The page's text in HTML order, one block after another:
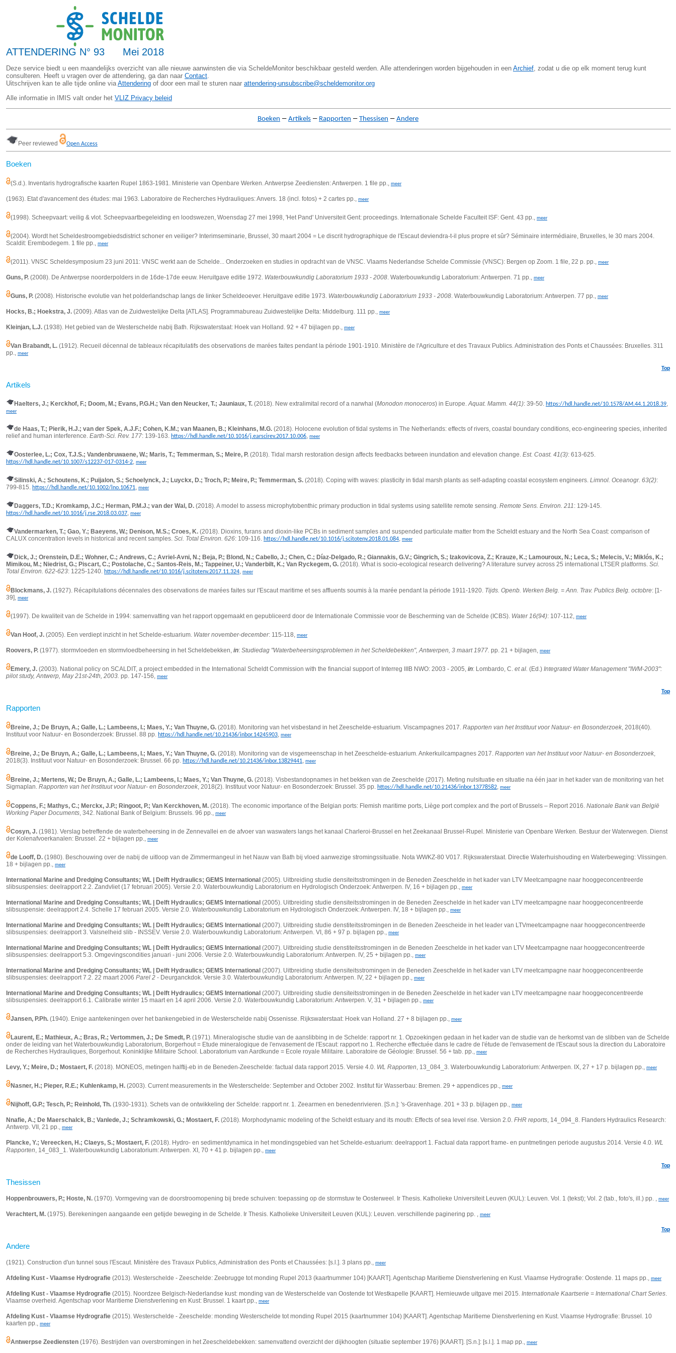
ATTENDERING N° 93 Mei 2018
Deze service biedt u een maandelijks overzicht van alle nieuwe aanwinsten die via ScheldeMonitor beschikbaar gesteld werden. Alle attenderingen worden bijgehouden in een Archief, zodat u die op elk moment terug kunt
consulteren. Heeft u vragen over de attendering, ga dan naar Contact.
Uitschrijven kan te alle tijde online viaAttendering of door een mail te sturen naar attendering-unsubscribe@scheldemonitor.org
Alle informatie in IMIS valt onder het VLIZ Privacy beleid
Boeken – Artikels – Rapporten – Thessisen – Andere
Peer reviewed Open Access
Boeken
(S.d.). Inventaris hydrografische kaarten Rupel 1863-1981. Ministerie van Openbare Werken. Antwerpse Zeediensten: Antwerpen. 1 file pp., meer
(1963). Etat d'avancement des études: mai 1963. Laboratoire de Recherches Hydrauliques: Anvers. 18 (incl. fotos) + 2 cartes pp., meer
(1998). Scheepvaart: veilig & vlot. Scheepvaartbegeleiding en loodswezen, Woensdag 27 mei 1998, 'Het Pand' Universiteit Gent: proceedings. Internationale Schelde Faculteit ISF: Gent. 43 pp., meer
(2004). Wordt het Scheldestroomgebiedsdistrict schoner en veiliger? Interimseminarie, Brussel, 30 maart 2004 = Le discrit hydrographique de l'Escaut deviendra-t-il plus propre et sûr? Séminaire intermédiaire, Bruxelles, le 30 mars 2004.
Scaldit: Erembodegem. 1 file pp., meer
(2011). VNSC Scheldesymposium 23 juni 2011: VNSC werkt aan de Schelde... Onderzoeken en studies in opdracht van de VNSC. Vlaams Nederlandse Schelde Commissie (VNSC): Bergen op Zoom. 1 file, 22 p. pp., meer
Guns, P. (2008). De Antwerpse noorderpolders in de 16de-17de eeuw. Heruitgave editie 1972. Waterbouwkundig Laboratorium 1933 - 2008. Waterbouwkundig Laboratorium: Antwerpen. 71 pp., meer
Guns, P. (2008). Historische evolutie van het polderlandschap langs de linker Scheldeoever. Heruitgave editie 1973. Waterbouwkundig Laboratorium 1933 - 2008. Waterbouwkundig Laboratorium: Antwerpen. 77 pp., meer
Hocks, B.; Hoekstra, J. (2009). Atlas van de Zuidwestelijke Delta [ATLAS]. Programmabureau Zuidwestelijke Delta: Middelburg. 111 pp., meer
Kleinjan, L.J. (1938). Het gebied van de Westerschelde nabij Bath. Rijkswaterstaat: Hoek van Holland. 92 + 47 bijlagen pp., meer
Van Brabandt, L. (1912). Recueil décennal de tableaux récapitulatifs des observations de marées faites pendant la période 1901-1910. Ministère de l'Agriculture et des Travaux Publics. Administration des Ponts et Chaussées: Bruxelles. 311
pp., meer
Top
Artikels
Haelters, J.; Kerckhof, F.; Doom, M.; Evans, P.G.H.; Van den Neucker, T.; Jauniaux, T. (2018). New extralimital record of a narwhal (Monodon monoceros) in Europe.Aquat. Mamm. 44(1): 39-50. https://hdl.handle.net/10.1578/AM.44.1.2018.39,
meer
de Haas, T.; Pierik, H.J.; van der Spek, A.J.F.; Cohen, K.M.; van Maanen, B.; Kleinhans, M.G. (2018). Holocene evolution of tidal systems in The Netherlands: effects of rivers, coastal boundary conditions, eco-engineering species, inherited
relief and human interference. Earth-Sci. Rev. 177: 139-163. https://hdl.handle.net/10.1016/j.earscirev.2017.10.006, meer
Oosterlee, L.; Cox, T.J.S.; Vandenbruwaene, W.; Maris, T.; Temmerman, S.; Meire, P. (2018). Tidal marsh restoration design affects feedbacks between inundation and elevation change. Est. Coast. 41(3): 613-625.
https://hdl.handle.net/10.1007/s12237-017-0314-2, meer
Silinski, A.; Schoutens, K.; Puijalon, S.; Schoelynck, J.; Luyckx, D.; Troch, P.; Meire, P.; Temmerman, S. (2018). Coping with waves: plasticity in tidal marsh plants as self-adapting coastal ecosystem engineers. Limnol. Oceanogr. 63(2):
799-815. https://hdl.handle.net/10.1002/lno.10671, meer
Daggers, T.D.; Kromkamp, J.C.; Herman, P.M.J.; van der Wal, D. (2018). A model to assess microphytobenthic primary production in tidal systems using satellite remote sensing. Remote Sens. Environ. 211: 129-145.
https://hdl.handle.net/10.1016/j.rse.2018.03.037, meer
Vandermarken, T.; Gao, Y.; Baeyens, W.; Denison, M.S.; Croes, K. (2018). Dioxins, furans and dioxin-like PCBs in sediment samples and suspended particulate matter from the Scheldt estuary and the North Sea Coast: comparison of
CALUX concentration levels in historical and recent samples. Sci. Total Environ. 626: 109-116. https://hdl.handle.net/10.1016/j.scitotenv.2018.01.084, meer
Dick, J.; Orenstein, D.E.; Wohner, C.; Andrews, C.; Avriel-Avni, N.; Beja, P.; Blond, N.; Cabello, J.; Chen, C.; Díaz-Delgado, R.; Giannakis, G.V.; Gingrich, S.; Izakovicova, Z.; Krauze, K.; Lamouroux, N.; Leca, S.; Melecis, V.; Miklós, K.;
Mimikou, M.; Niedrist, G.; Piscart, C.; Postolache, C.; Santos-Reis, M.; Tappeiner, U.; Vanderbilt, K.; Van Ryckegem, G. (2018). What is socio-ecological research delivering? A literature survey across 25 international LTSER platforms. Sci.
Total Environ. 622-623: 1225-1240. https://hdl.handle.net/10.1016/j.scitotenv.2017.11.324, meer
Blockmans, J. (1927). Récapitulations décennales des observations de marées faites sur l'Escaut maritime et ses affluents soumis à la marée pendant la période 1911-1920. Tijds. Openb. Werken Belg. = Ann. Trav. Publics Belg. octobre: [1-
39], meer
(1997). De kwaliteit van de Schelde in 1994: samenvatting van het rapport opgemaakt en gepubliceerd door de Internationale Commissie voor de Bescherming van de Schelde (ICBS). Water 16(94): 107-112, meer
Van Hoof, J. (2005). Een verdiept inzicht in het Schelde-estuarium. Water november-december: 115-118, meer
Roovers, P. (1977). stormvloeden en stormvloedbeheersing in het Scheldebekken, in: Studiedag "Waterbeheersingsproblemen in het Scheldebekken", Antwerpen, 3 maart 1977. pp. 21 + bijlagen, meer
Emery, J. (2003). National policy on SCALDIT, a project embedded in the International Scheldt Commission with the financial support of Interreg IIIB NWO: 2003 - 2005, in: Lombardo, C. et al. (Ed.) Integrated Water Management "IWM-2003":
pilot study, Antwerp, May 21st-24th, 2003. pp. 147-156, meer
Top
Rapporten
Breine, J.; De Bruyn, A.; Galle, L.; Lambeens, I.; Maes, Y.; Van Thuyne, G. (2018). Monitoring van het visbestand in het Zeeschelde-estuarium. Viscampagnes 2017. Rapporten van het Instituut voor Natuur- en Bosonderzoek, 2018(40).
Instituut voor Natuur- en Bosonderzoek: Brussel. 88 pp. https://hdl.handle.net/10.21436/inbor.14245903, meer
Breine, J.; De Bruyn, A.; Galle, L.; Lambeens, I.; Maes, Y.; Van Thuyne, G. (2018). Monitoring van de visgemeenschap in het Zeeschelde-estuarium. Ankerkuilcampagnes 2017. Rapporten van het Instituut voor Natuur- en Bosonderzoek,
2018(3). Instituut voor Natuur- en Bosonderzoek: Brussel. 66 pp. https://hdl.handle.net/10.21436/inbor.13829441, meer
Breine, J.; Mertens, W.; De Bruyn, A.; Galle, L.; Lambeens, I.; Maes, Y.; Van Thuyne, G. (2018). Visbestandopnames in het bekken van de Zeeschelde (2017). Meting nulsituatie en situatie na één jaar in het kader van de monitoring van het
Sigmaplan. Rapporten van het Instituut voor Natuur- en Bosonderzoek, 2018(2). Instituut voor Natuur- en Bosonderzoek: Brussel. 35 pp. https://hdl.handle.net/10.21436/inbor.13778582, meer
Coppens, F.; Mathys, C.; Merckx, J.P.; Ringoot, P.; Van Kerckhoven, M. (2018). The economic importance of the Belgian ports: Flemish maritime ports, Liège port complex and the port of Brussels – Report 2016. Nationale Bank van België
Working Paper Documents, 342. National Bank of Belgium: Brussels. 96 pp., meer
Cosyn, J. (1981). Verslag betreffende de waterbeheersing in de Zennevallei en de afvoer van waswaters langs het kanaal Charleroi-Brussel en het Zeekanaal Brussel-Rupel. Ministerie van Openbare Werken. Bestuur der Waterwegen. Dienst
der Kolenafvoerkanalen: Brussel. 22 + bijlagen pp., meer
de Looff, D. (1980). Beschouwing over de nabij de uitloop van de Zimmermangeul in het Nauw van Bath bij vloed aanwezige stromingssituatie. Nota WWKZ-80 V017. Rijkswaterstaat. Directie Waterhuishouding en Waterbeweging: Vlissingen.
18 + bijlagen pp., meer
International Marine and Dredging Consultants; WL | Delft Hydraulics; GEMS International (2005). Uitbreiding studie densiteitsstromingen in de Beneden Zeeschelde in het kader van LTV Meetcampagne naar hooggeconcentreerde
slibsuspensies: deelrapport 2.2. Zandvliet (17 februari 2005). Versie 2.0. Waterbouwkundig Laboratorium en Hydrologisch Onderzoek: Antwerpen. IV, 16 + bijlagen pp., meer
International Marine and Dredging Consultants; WL | Delft Hydraulics; GEMS International (2005). Uitbreiding studie densiteitsstromingen in de Beneden Zeeschelde in het kader van LTV meetcampagne naar hooggeconcentreerde
slibsuspensie: deelrapport 2.4. Schelle 17 februari 2005. Versie 2.0. Waterbouwkundig Laboratorium en Hydrologisch Onderzoek: Antwerpen. IV, 18 + bijlagen pp., meer
International Marine and Dredging Consultants; WL | Delft Hydraulics; GEMS International (2007). Uitbreiding studie denstiteitsstromingen in de Beneden Zeescheide in het leader van LTVmeetcampagne naar hooggeconcentreerde
slibsuspensies: deelrapport 3. Valsnelheid slib - INSSEV. Versie 2.0. Waterbouwkundig Laboratorium: Antwerpen. VI, 86 + 97 p. bijlagen pp., meer
International Marine and Dredging Consultants; WL | Delft Hydraulics; GEMS International (2007). Uitbreiding studie denstiteitsstromingen in de Beneden Zeeschelde in het kader van LTV Meetcampagne naar hooggeconcentreerde
slibsuspensies: deelrapport 5.3. Omgevingscondities januari - juni 2006. Versie 2.0. Waterbouwkundig Laboratorium: Antwerpen. IV, 25 + bijlagen pp., meer
International Marine and Dredging Consultants; WL | Delft Hydraulics; GEMS International (2007). Uitbreiding studie densiteitsstromingen in de Beneden Zeeschelde in het kader van LTV meetcampagne naar hooggeconcentreerde
slibsuspensies: deelrapport 7.2. 22 maart 2006 Parel 2 - Deurganckdok. Versie 3.0. Waterbouwkundig Laboratorium: Antwerpen. IV, 22 + bijlagen pp., meer
International Marine and Dredging Consultants; WL | Delft Hydraulics; GEMS International (2007). Uitbreiding studie densiteitsstromingen in de Beneden Zeeschelde in het kader van LTV meetcampagne naar hooggeconcentreerde
slibsuspensies: deelrapport 6.1. Calibratie winter 15 maart en 14 april 2006. Versie 2.0. Waterbouwkundig Laboratorium: Antwerpen. V, 31 + bijlagen pp., meer
Jansen, P.Ph. (1940). Enige aantekeningen over het bankengebied in de Westerschelde nabij Ossenisse. Rijkswaterstaat: Hoek van Holland. 27 + 8 bijlagen pp., meer
Laurent, E.; Mathieux, A.; Bras, R.; Vertommen, J.; De Smedt, P. (1971). Mineralogische studie van de aanslibbing in de Schelde: rapport nr. 1. Opzoekingen gedaan in het kader van de studie van de herkomst van de slibben van de Schelde
onder de leiding van het Waterbouwkundig Laboratorium, Borgerhout = Etude mineralogique de l'envasement de l'Escaut: rapport no 1. Recherche effectuée dans le cadre de l'étude de l'envasement de l'Escaut sous la direction du Laboratoire
de Recherches Hydrauliques, Borgerhout. Koninklijke Militaire School. Laboratorium van Aardkunde = Ecole royale Militaire. Laboratoire de Géologie: Brussel. 56 + tab. pp., meer
Levy, Y.; Meire, D.; Mostaert, F. (2018). MONEOS, metingen halftij‐eb in de Beneden‐Zeeschelde: factual data rapport 2015. Versie 4.0. WL Rapporten, 13_084_3. Waterbouwkundig Laboratorium: Antwerpen. IX, 27 + 17 p. bijlagen pp., meer
Nasner, H.; Pieper, R.E.; Kuhlenkamp, H. (2003). Current measurements in the Westerschelde: September and October 2002. Institut für Wasserbau: Bremen. 29 + appendices pp., meer
Nijhoff, G.P.; Tesch, P.; Reinhold, Th. (1930-1931). Schets van de ontwikkeling der Schelde: rapport nr. 1. Zeearmen en benedenrivieren. [S.n.]: 's-Gravenhage. 201 + 33 p. bijlagen pp., meer
Nnafie, A.; De Maerschalck, B.; Vanlede, J.; Schramkowski, G.; Mostaert, F. (2018). Morphodynamic modeling of the Scheldt estuary and its mouth: Effects of sea level rise. Version 2.0. FHR reports, 14_094_8. Flanders Hydraulics Research:
Antwerp. VII, 21 pp., meer
Plancke, Y.; Vereecken, H.; Claeys, S.; Mostaert, F. (2018). Hydro- en sedimentdynamica in het mondingsgebied van het Schelde‐estuarium: deelrapport 1. Factual data rapport frame‐ en puntmetingen periode augustus 2014. Versie 4.0. WL
Rapporten, 14_083_1. Waterbouwkundig Laboratorium: Antwerpen. XI, 70 + 41 p. bijlagen pp., meer
Top
Thesissen
Hoppenbrouwers, P.; Hoste, N. (1970). Vormgeving van de doorstroomopening bij brede schuiven: toepassing op de stormstuw te Oosterweel. Ir Thesis. Katholieke Universiteit Leuven (KUL): Leuven. Vol. 1 (tekst); Vol. 2 (tab., foto's, ill.) pp. , meer
Verachtert, M. (1975). Berekeningen aangaande een getijde beweging in de Schelde. Ir Thesis. Katholieke Universiteit Leuven (KUL): Leuven. verschillende paginering pp. , meer
Top
Andere
(1921). Construction d'un tunnel sous l'Escaut. Ministère des Travaux Publics, Administration des Ponts et Chaussées: [s.l.]. 3 plans pp., meer
Afdeling Kust - Vlaamse Hydrografie (2013). Westerschelde - Zeeschelde: Zeebrugge tot monding Rupel 2013 (kaartnummer 104) [KAART]. Agentschap Maritieme Dienstverlening en Kust. Vlaamse Hydrografie: Oostende. 11 maps pp., meer
Afdeling Kust - Vlaamse Hydrografie (2015). Noordzee Belgisch-Nederlandse kust: monding van de Westerschelde van Oostende tot Westkapelle [KAART]. Hernieuwde uitgave mei 2015. Internationale Kaartserie = International Chart Series.
Vlaamse overheid. Agentschap voor Maritieme Dienstverlening en Kust: Brussel. 1 kaart pp., meer
Afdeling Kust - Vlaamse Hydrografie (2015). Westerschelde - Zeeschelde: monding Westerschelde tot monding Rupel 2015 (kaartnummer 104) [KAART]. Agentschap Maritieme Dienstverlening en Kust. Vlaamse Hydrografie: Brussel. 10
kaarten pp., meer
Antwerpse Zeediensten (1976). Bestrijden van overstromingen in het Zeescheldebekken: samenvattend overzicht der dijkhoogten (situatie september 1976) [KAART]. [S.n.]: [s.l.]. 1 map pp., meer